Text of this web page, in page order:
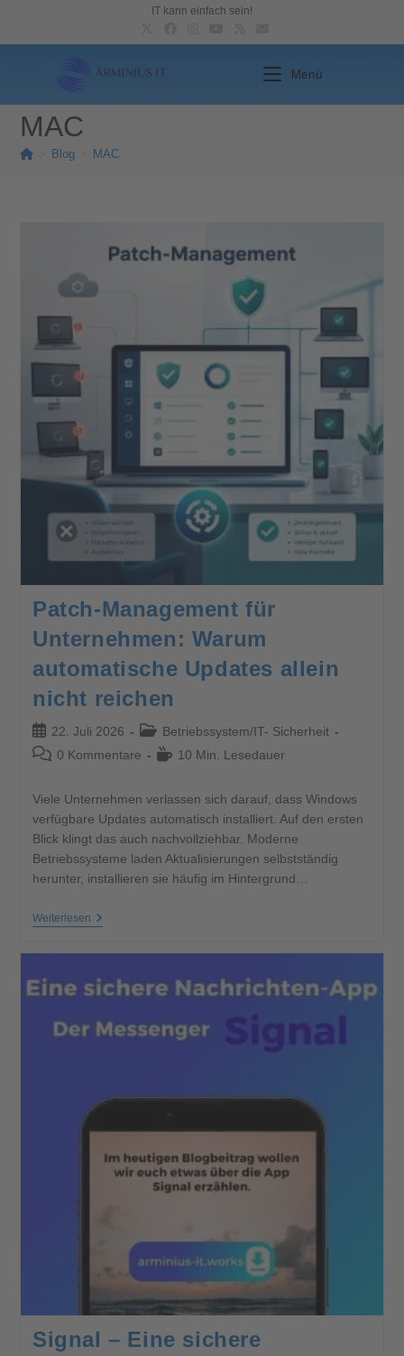
IT kann einfach sein!
Menü
MAC
Blog MAC
Patch-Management für
Unternehmen: Warum
automatische Updates allein
nicht reichen
22. Juli 2026 Betriebssystem/IT- Sicherheit
0 Kommentare
10 Min. Lesedauer
Viele Unternehmen verlassen sich darauf, dass Windows
verfügbare Updates automatisch installiert. Auf den ersten
Blick klingt das auch nachvollziehbar. Moderne
Betriebssysteme laden Aktualisierungen selbstständig
herunter, installieren sie häufig im Hintergrund…
Weiterlesen
Signal – Eine sichere